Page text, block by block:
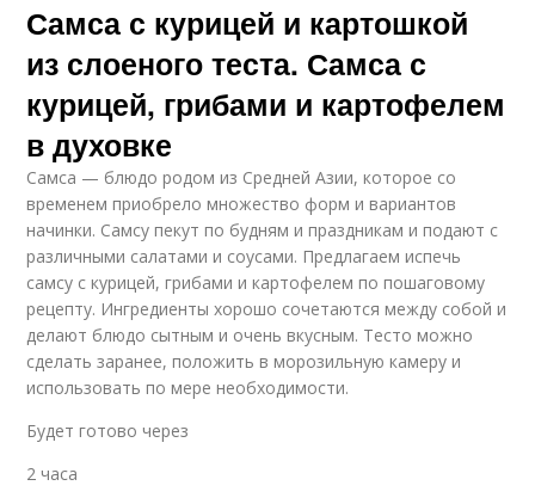
Самса с курицей и картошкой
из слоеного теста. Самса с
курицей, грибами и картофелем
в духовке
Самса — блюдо родом из Средней Азии, которое со
временем приобрело множество форм и вариантов
начинки. Самсу пекут по будням и праздникам и подают с
различными салатами и соусами. Предлагаем испечь
самсу с курицей, грибами и картофелем по пошаговому
рецепту. Ингредиенты хорошо сочетаются между собой и
делают блюдо сытным и очень вкусным. Тесто можно
сделать заранее, положить в морозильную камеру и
использовать по мере необходимости.
Будет готово через
2 часа